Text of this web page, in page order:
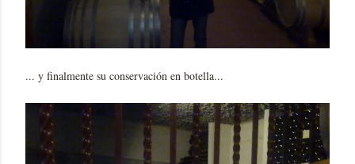
... y finalmente su conservación en botella...